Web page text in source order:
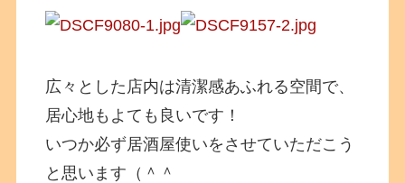
広々とした店内は清潔感あふれる空間で、
居心地もよても良いです！
いつか必ず居酒屋使いをさせていただこう
と思います（＾＾